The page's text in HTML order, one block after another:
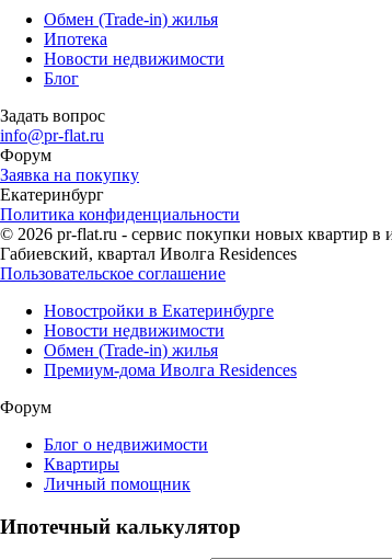
Обмен (Trade-in) жилья
Ипотека
Новости недвижимости
Блог
Задать вопрос
info@pr-flat.ru
Форум
Заявка на покупку
Екатеринбург
Политика конфиденциальности
© 2026 pr-flat.ru - сервис покупки новых квартир в
Габиевский, квартал Иволга Residences
Пользовательское соглашение
Новостройки в Екатеринбурге
Новости недвижимости
Обмен (Trade-in) жилья
Премиум-дома Иволга Residences
Форум
Блог о недвижимости
Квартиры
Личный помощник
Ипотечный калькулятор